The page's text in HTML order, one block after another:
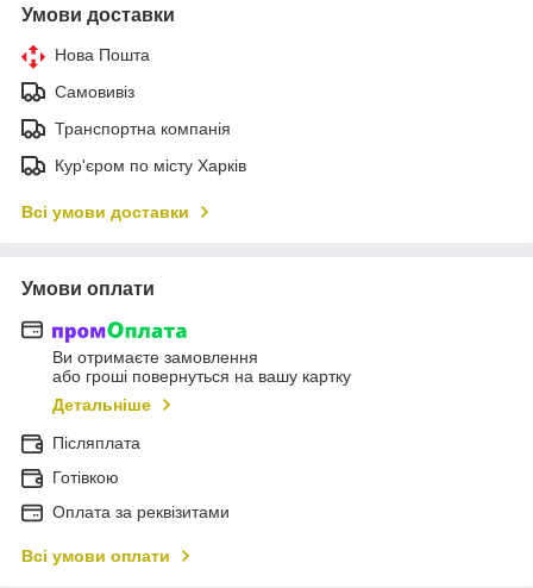
Умови доставки
Нова Пошта
Самовивіз
Транспортна компанія
Кур'єром по місту Харків
Всі умови доставки
Умови оплати
Ви отримаєте замовлення
або гроші повернуться на вашу картку
Детальніше
Післяплата
Готівкою
Оплата за реквізитами
Всі умови оплати